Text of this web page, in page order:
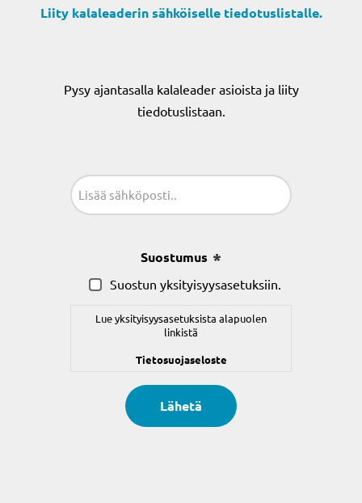
Liity kalaleaderin sähköiselle tiedotuslistalle.
Pysy ajantasalla kalaleader asioista ja liity
tiedotuslistaan.
Sähköposti
Suostumus
Suostun yksityisyysasetuksiin.
Lue yksityisyysasetuksista alapuolen
linkistä
Tietosuojaseloste